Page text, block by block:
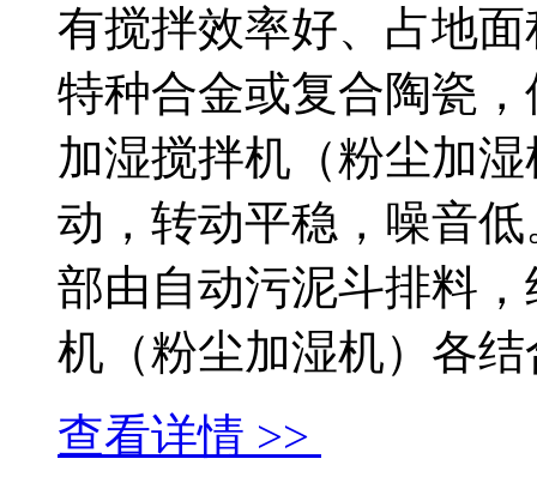
有搅拌效率好、占地
特种合金或复合陶瓷
加湿搅拌机（粉尘加
动，转动平稳，噪音
部由自动污泥斗排料
机（粉尘加湿机）各结
查看详情 >>